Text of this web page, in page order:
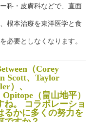
科・皮膚科などで、直面
根本治療を東洋医学と食
必要としなくなります。
（Corey
Scott、Taylor
）、
（畠山地平）
ね。 コラボレーショ
るかに多くの努力を